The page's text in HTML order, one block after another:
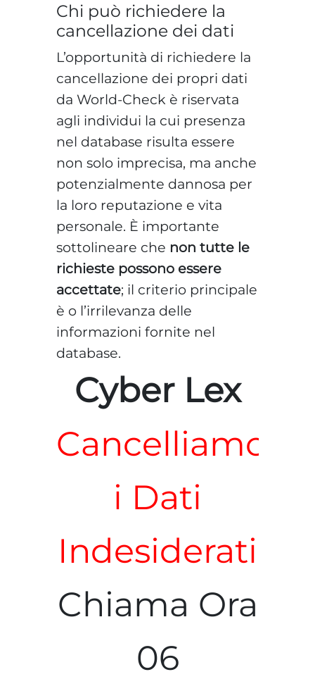
Chi può richiedere la
cancellazione dei dati
L’opportunità di richiedere la
cancellazione dei propri dati
da World-Check è riservata
agli individui la cui presenza
nel database risulta essere
non solo imprecisa, ma anche
potenzialmente dannosa per
la loro reputazione e vita
personale. È importante
sottolineare che non tutte le
richieste possono essere
accettate; il criterio principale
è o l’irrilevanza delle
informazioni fornite nel
database.
Cyber Lex
Cancelliamo
i Dati
Indesiderati
Chiama Ora
06